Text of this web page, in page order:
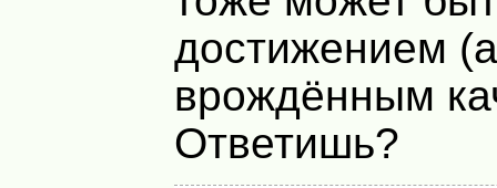
достижением
врождённым
Ответишь?